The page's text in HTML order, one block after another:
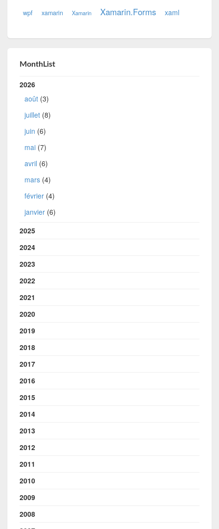
wpf xamarin Xamarin Xamarin.Forms xaml
MonthList
2026
août (3)
juillet (8)
juin (6)
mai (7)
avril (6)
mars (4)
février (4)
janvier (6)
2025
2024
2023
2022
2021
2020
2019
2018
2017
2016
2015
2014
2013
2012
2011
2010
2009
2008